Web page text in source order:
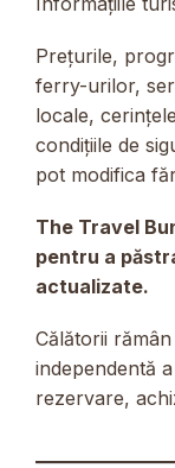
Prețurile,
ferry-urilor,
locale,
condițiile de
pot modifica
The Travel
pentru a
actualizate.
Călătorii
independentă
rezervare,